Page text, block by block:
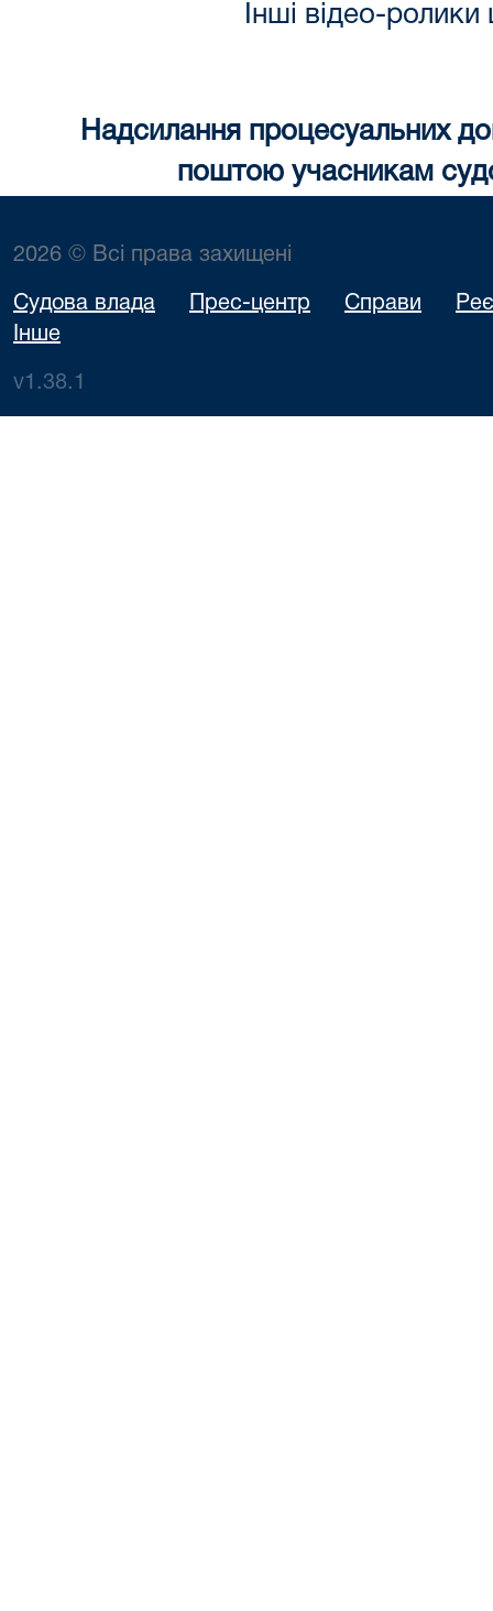
Інші відео-
Надсилання процесуальних
поштою учасникам
2026 © Всі права захищені
Судова влада Прес-центр Справи
Інше
v1.38.1